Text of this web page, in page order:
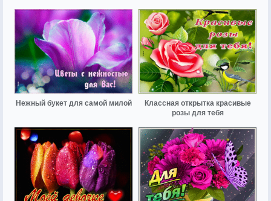
Нежный букет для самой милой
Классная открытка красивые
розы для тебя